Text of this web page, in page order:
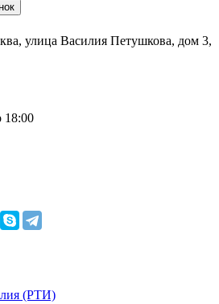
улица Василия Петушкова, дом 3,
18:00
(РТИ)